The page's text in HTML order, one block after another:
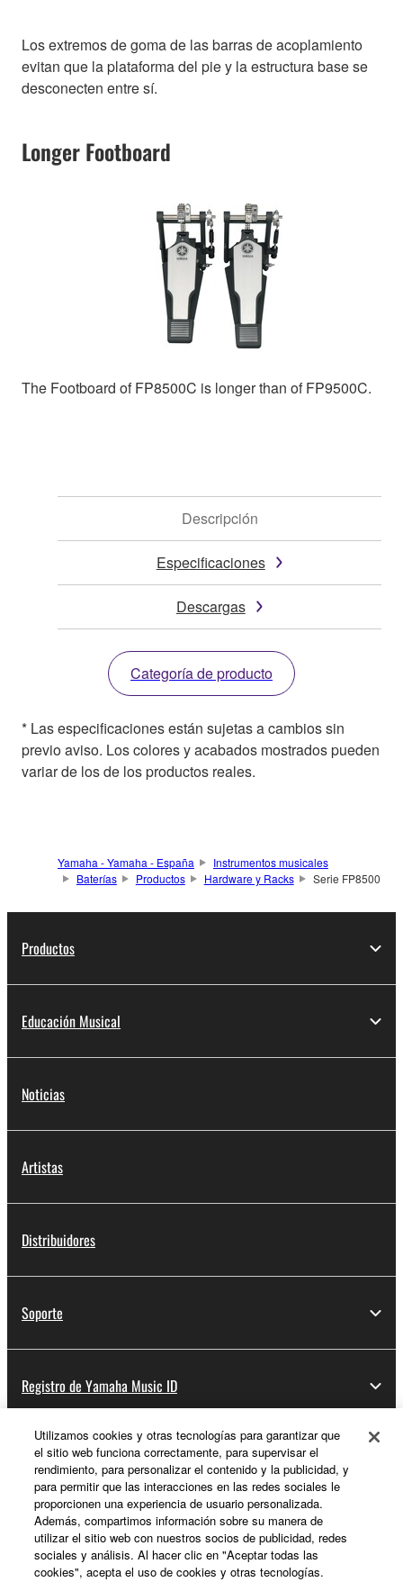
Los extremos de goma de las barras de acoplamiento
evitan que la plataforma del pie y la estructura base se
desconecten entre sí.
Longer Footboard
The Footboard of FP8500C is longer than of FP9500C.
Descripción
Especificaciones
Descargas
Categoría de producto
* Las especificaciones están sujetas a cambios sin
previo aviso. Los colores y acabados mostrados pueden
variar de los de los productos reales.
Yamaha - Yamaha - España
Instrumentos musicales
Baterías
Productos Hardware y Racks Serie FP8500
Productos
Educación Musical
Noticias
Artistas
Distribuidores
Soporte
Registro de Yamaha Music ID
Acerca de Yamaha
España - Spanish
Empresa
Utilizamos cookies y otras tecnologías para garantizar que
el sitio web funciona correctamente, para supervisar el
rendimiento, para personalizar el contenido y la publicidad, y
para permitir que las interacciones en las redes sociales le
proporcionen una experiencia de usuario personalizada.
Además, compartimos información sobre su manera de
utilizar el sitio web con nuestros socios de publicidad, redes
sociales y análisis. Al hacer clic en "Aceptar todas las
cookies", acepta el uso de cookies y otras tecnologías.